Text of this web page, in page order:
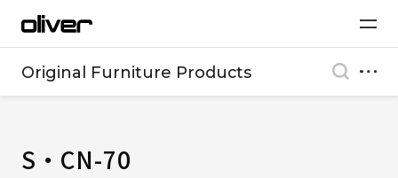
Original Furniture Products
S・CN-70